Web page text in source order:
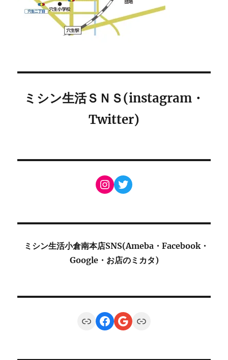
ミシン生活ＳＮＳ(instagram・
Twitter)
Instagram
Twitter
ミシン生活小倉南本店SNS(Ameba・Facebook・
Google・お店のミカタ)
LinkFacebook
Google
Link